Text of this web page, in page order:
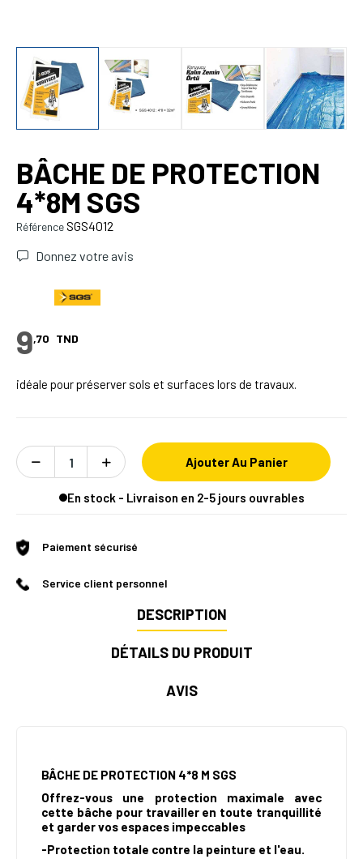
BÂCHE DE PROTECTION
4*8M SGS
RéférenceSGS4012
Donnez votre avis
9,70 TND
idéale pour préserver sols et surfaces lors de travaux.
Ajouter Au Panier
En stock - Livraison en 2-5 jours ouvrables
Paiement sécurisé
Service client personnel
DESCRIPTION
DÉTAILS DU PRODUIT
AVIS
BÂCHE DE PROTECTION 4*8 M SGS
Offrez-vous une protection maximale avec
cette bâche pour travailler en toute tranquillité
et garder vos espaces impeccables
-Protection totale contre la peinture et l'eau.